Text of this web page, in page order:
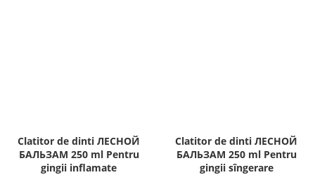
Clatitor de dinti ЛЕСНОЙ
БАЛЬЗАМ 250 ml Pentru
gingii inflamate
Clatitor de dinti ЛЕСНОЙ
БАЛЬЗАМ 250 ml Pentru
gingii sîngerare